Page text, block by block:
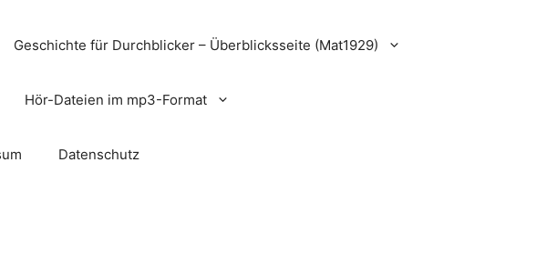
Geschichte für Durchblicker – Überblicksseite (Mat1929)
Hör-Dateien im mp3-Format
Datenschutz